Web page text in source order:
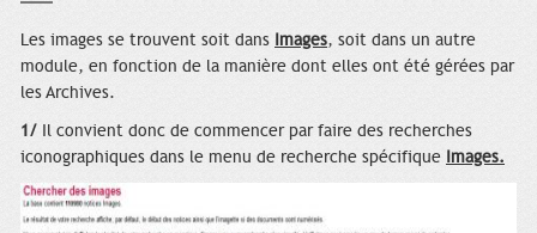
Les images se trouvent soit dans Images, soit dans un autre
module, en fonction de la manière dont elles ont été gérées par
les Archives.
1/ Il convient donc de commencer par faire des recherches
iconographiques dans le menu de recherche spécifique Images.